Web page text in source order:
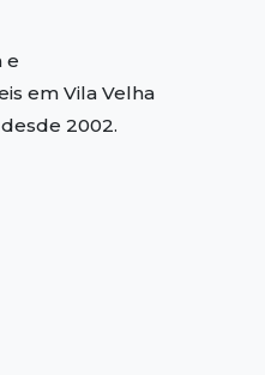
e
em Vila Velha
2002.